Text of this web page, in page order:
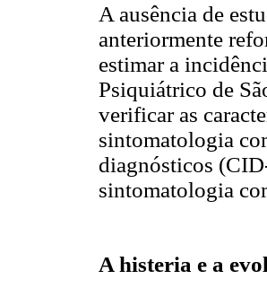
A ausência de
anteriormente
estimar a
Psiquiátrico de
verificar as
sintomatologia
diagnósticos
sintomatologia
A histeria e a